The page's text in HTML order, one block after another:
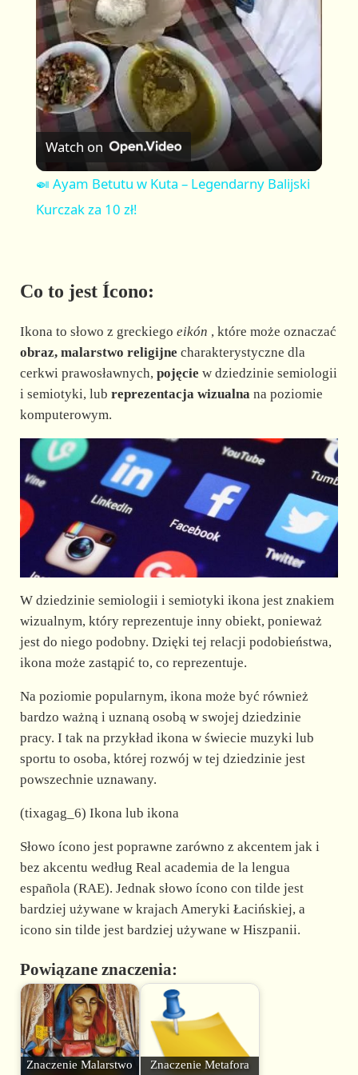
a
y
V
i
o
Watch on
🍛 Ayam Betutu w Kuta – Legendarny Balijski
Kurczak za 10 zł!
Co to jest Ícono:
Ikona to słowo z greckiego eikón , które może oznaczać
obraz, malarstwo religijne charakterystyczne dla
cerkwi prawosławnych, pojęcie w dziedzinie semiologii
i semiotyki, lub reprezentacja wizualnana poziomie
komputerowym.
W dziedzinie semiologii i semiotyki ikona jest znakiem
wizualnym, który reprezentuje inny obiekt, ponieważ
jest do niego podobny. Dzięki tej relacji podobieństwa,
ikona może zastąpić to, co reprezentuje.
Na poziomie popularnym, ikona może być również
bardzo ważną i uznaną osobą w swojej dziedzinie
pracy. I tak na przykład ikona w świecie muzyki lub
sportu to osoba, której rozwój w tej dziedzinie jest
powszechnie uznawany.
(tixagag_6) Ikona lub ikona
Słowo ícono jest poprawne zarówno z akcentem jak i
bez akcentu według Real academia de la lengua
española (RAE). Jednak słowo ícono con tilde jest
bardziej używane w krajach Ameryki Łacińskiej, a
icono sin tilde jest bardziej używane w Hiszpanii.
Powiązane znaczenia:
Znaczenie Malarstwo
Znaczenie Metafora